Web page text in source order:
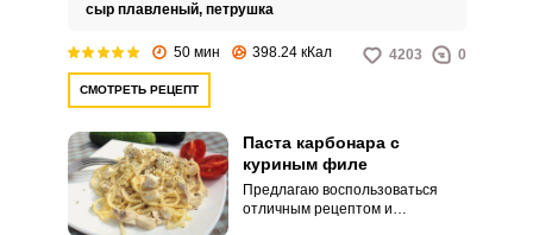
сыр плавленый, петрушка
50 мин 398.24 кКал 4203 0
СМОТРЕТЬ РЕЦЕПТ
Паста карбонара с
куриным филе
Предлагаю воспользоваться
отличным рецептом и